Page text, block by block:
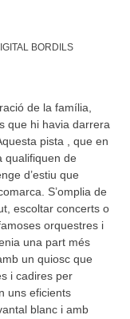
BORDILS
de la família,
que hi havia darrera
pista , que en
qualifiquen de
d’estiu que
S’omplia de
escoltar concerts o
orquestres i
una part més
un quiosc que
i cadires per
uns eficients
blanc i amb